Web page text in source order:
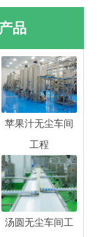
品
苹果汁无尘车间
工程
汤圆无尘车间工